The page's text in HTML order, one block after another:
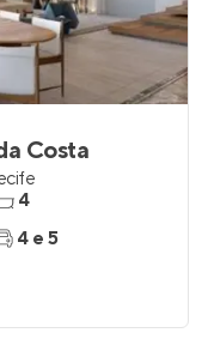
Costa
4
4 e 5